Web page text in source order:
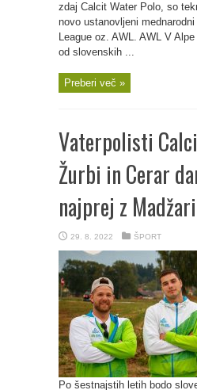
zdaj Calcit Water Polo, so
novo ustanovljeni
League oz. AWL. AWL V
od slovenskih ...
Preberi več »
Vaterpolisti
Žurbi in Cerar
najprej z Madžari
29. 8. 2022 ŠPORT
Po šestnajstih letih bodo